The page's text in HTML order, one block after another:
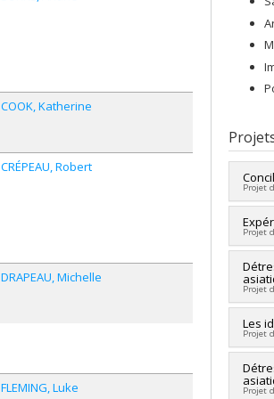
Projet
Co-
Projet
Co-
Projet
Co-
Les
Projet
Co-
Projet
COOK Katherine
CRÉPEAU Robert
DRAPEAU Michelle
FLEMING Luke